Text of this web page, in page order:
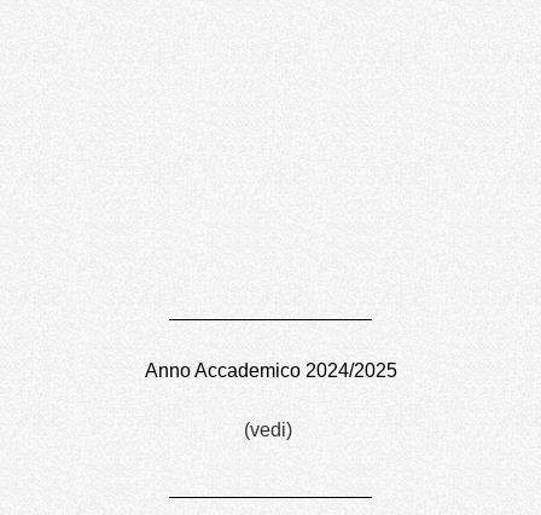
Anno Accademico 2024/2025
(vedi)